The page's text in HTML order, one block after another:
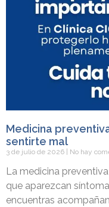
Medicina
sentirte mal
3 de julio de 2026 No hay
La medicina
que aparezcan
encuentras